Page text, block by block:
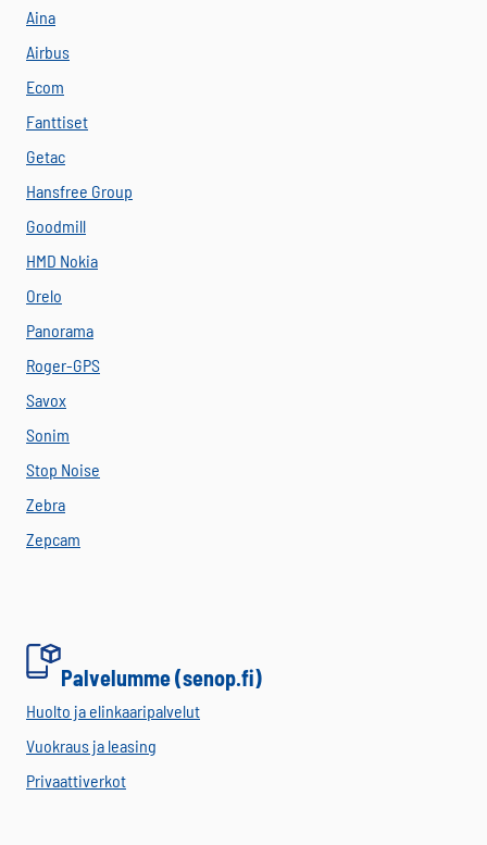
Aina
Airbus
Ecom
Fanttiset
Getac
Hansfree Group
Goodmill
HMD Nokia
Orelo
Panorama
Roger-GPS
Savox
Sonim
Stop Noise
Zebra
Zepcam
Palvelumme (senop.fi)
Huolto ja elinkaaripalvelut
Vuokraus ja leasing
Privaattiverkot